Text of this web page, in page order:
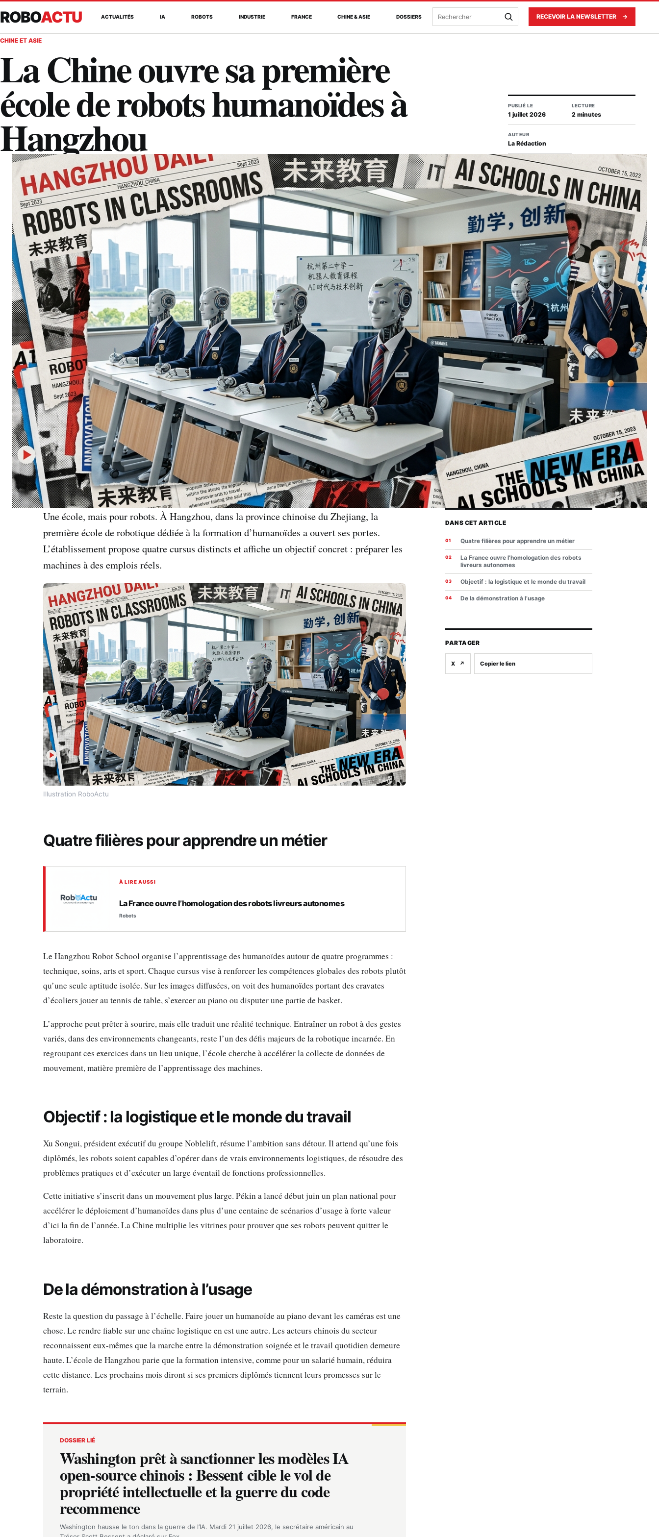
ROBOACTU ACTUALITÉS IA ROBOTS INDUSTRIE FRANCE CHINE & ASIE DOSSIERS Rechercher RECEVOIR LA NEWSLETTER →
CHINE ET ASIE
La Chine ouvre sa première
école de robots humanoïdes à
Hangzhou
PUBLIÉ LE
1 juillet 2026
LECTURE
2 minutes
AUTEUR
La Rédaction
Une école, mais pour robots. À Hangzhou, dans la province chinoise du Zhejiang, la
première école de robotique dédiée à la formation d’humanoïdes a ouvert ses portes.
L’établissement propose quatre cursus distincts et affiche un objectif concret : préparer les
machines à des emplois réels.
Illustration RoboActu
Quatre filières pour apprendre un métier
À LIRE AUSSI
La France ouvre l’homologation des robots livreurs autonomes
Robots
Le Hangzhou Robot School organise l’apprentissage des humanoïdes autour de quatre programmes :
technique, soins, arts et sport. Chaque cursus vise à renforcer les compétences globales des robots plutôt
qu’une seule aptitude isolée. Sur les images diffusées, on voit des humanoïdes portant des cravates
d’écoliers jouer au tennis de table, s’exercer au piano ou disputer une partie de basket.
L’approche peut prêter à sourire, mais elle traduit une réalité technique. Entraîner un robot à des gestes
variés, dans des environnements changeants, reste l’un des défis majeurs de la robotique incarnée. En
regroupant ces exercices dans un lieu unique, l’école cherche à accélérer la collecte de données de
mouvement, matière première de l’apprentissage des machines.
Objectif : la logistique et le monde du travail
Xu Songui, président exécutif du groupe Noblelift, résume l’ambition sans détour. Il attend qu’une fois
diplômés, les robots soient capables d’opérer dans de vrais environnements logistiques, de résoudre des
problèmes pratiques et d’exécuter un large éventail de fonctions professionnelles.
Cette initiative s’inscrit dans un mouvement plus large. Pékin a lancé début juin un plan national pour
accélérer le déploiement d’humanoïdes dans plus d’une centaine de scénarios d’usage à forte valeur
d’ici la fin de l’année. La Chine multiplie les vitrines pour prouver que ses robots peuvent quitter le
laboratoire.
De la démonstration à l’usage
Reste la question du passage à l’échelle. Faire jouer un humanoïde au piano devant les caméras est une
chose. Le rendre fiable sur une chaîne logistique en est une autre. Les acteurs chinois du secteur
reconnaissent eux-mêmes que la marche entre la démonstration soignée et le travail quotidien demeure
haute. L’école de Hangzhou parie que la formation intensive, comme pour un salarié humain, réduira
cette distance. Les prochains mois diront si ses premiers diplômés tiennent leurs promesses sur le
terrain.
DOSSIER LIÉ
Washington prêt à sanctionner les modèles IA
open-source chinois : Bessent cible le vol de
propriété intellectuelle et la guerre du code
recommence
Washington hausse le ton dans la guerre de l’IA. Mardi 21 juillet 2026, le secrétaire américain au
DANS CET ARTICLE
Quatre filières pour apprendre un métier
La France ouvre l’homologation des robots
livreurs autonomes
Objectif : la logistique et le monde du travail
De la démonstration à l’usage
PARTAGER
X ↗ Copier le lien